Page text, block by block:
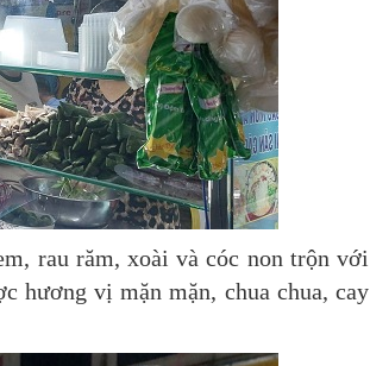
rau răm, xoài và cóc non trộn với
hương vị mặn mặn, chua chua, cay